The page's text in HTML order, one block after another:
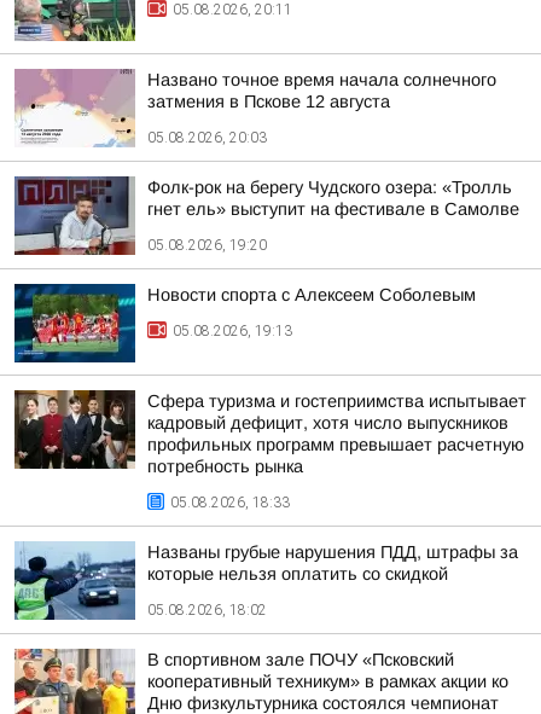
05.08.2026, 20:11
Названо точное время начала солнечного
затмения в Пскове 12 августа
05.08.2026, 20:03
Фолк-рок на берегу Чудского озера: «Тролль
гнет ель» выступит на фестивале в Самолве
05.08.2026, 19:20
Новости спорта с Алексеем Соболевым
05.08.2026, 19:13
Сфера туризма и гостеприимства испытывает
кадровый дефицит, хотя число выпускников
профильных программ превышает расчетную
потребность рынка
05.08.2026, 18:33
Названы грубые нарушения ПДД, штрафы за
которые нельзя оплатить со скидкой
05.08.2026, 18:02
В спортивном зале ПОЧУ «Псковский
кооперативный техникум» в рамках акции ко
Дню физкультурника состоялся чемпионат